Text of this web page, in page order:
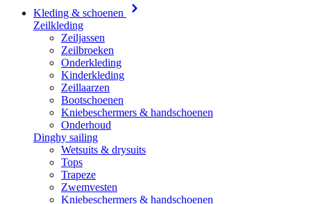
Kleding & schoenen
Zeilkleding
Zeiljassen
Zeilbroeken
Onderkleding
Kinderkleding
Zeillaarzen
Bootschoenen
Kniebeschermers & handschoenen
Onderhoud
Dinghy sailing
Wetsuits & drysuits
Tops
Trapeze
Zwemvesten
Kniebeschermers & handschoenen